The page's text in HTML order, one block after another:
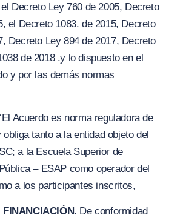
Decreto Ley 760 de 2005, Decreto
el Decreto 1083. de 2015, Decreto
Decreto Ley 894 de 2017, Decreto
de 2018 .y lo dispuesto en el
y por las demás normas
Acuerdo es norma reguladora de
tanto a la entidad objeto del
a la Escuela Superior de
– ESAP como operador del
a los participantes inscritos,
FINANCIACIÓN. De conformidad